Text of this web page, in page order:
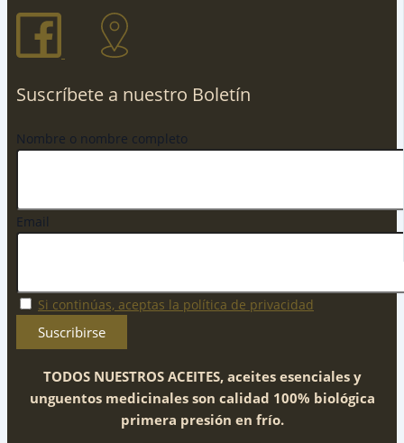
Suscríbete a nuestro Boletín
Nombre o nombre completo
Email
Si continúas, aceptas la política de privacidad
TODOS NUESTROS ACEITES, aceites esenciales y
unguentos medicinales son calidad 100% biológica
primera presión en frío.